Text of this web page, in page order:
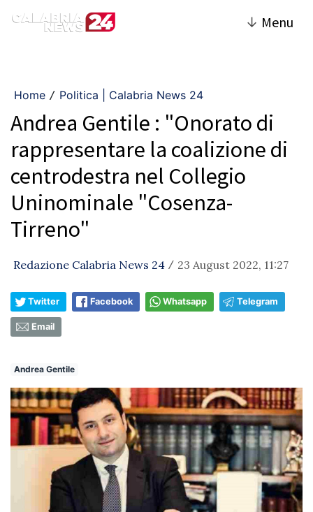
↓ Menu
Home / Politica | Calabria News 24
Andrea Gentile : "Onorato di
rappresentare la coalizione di
centrodestra nel Collegio
Uninominale "Cosenza-
Tirreno"
Redazione Calabria News 24 / 23 August 2022, 11:27
Twitter Facebook Whatsapp Telegram
Email
Andrea Gentile